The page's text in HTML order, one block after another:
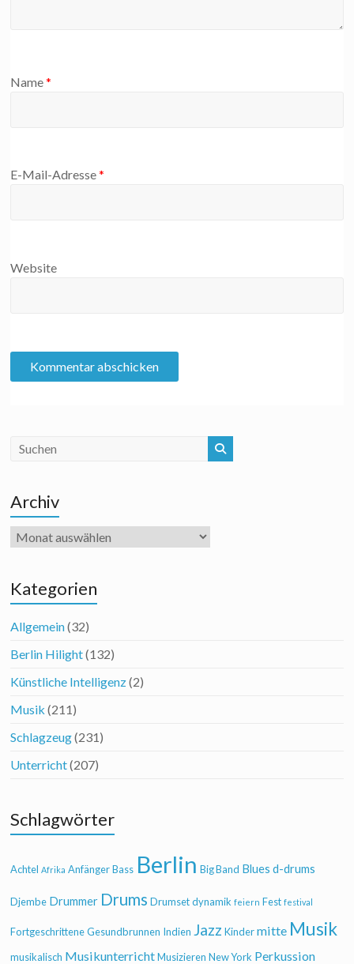
Name*
E-Mail-Adresse*
Website
Archiv
Archiv
Kategorien
Allgemein(32)
Berlin Hilight(132)
Künstliche Intelligenz(2)
Musik (211)
Schlagzeug(231)
Unterricht(207)
Schlagwörter
Achtel Afrika Anfänger Bass Berlin Big Band Blues d-drums
Djembe Drummer Drums Drumset dynamik feiern Fest festival
Fortgeschrittene Gesundbrunnen Indien Jazz Kinder mitte Musik
musikalisch Musikunterricht Musizieren New York Perkussion